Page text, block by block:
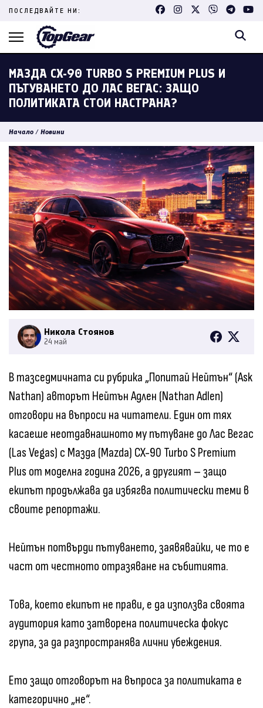
Skip
content
ПОСЛЕДВАЙТЕ НИ:
МАЗДА CX-90 TURBO S PREMIUM PLUS И
ПЪТУВАНЕТО ДО ЛАС ВЕГАС: ЗАЩО
ПОЛИТИКАТА СТОИ НАСТРАНА?
Начало / Новини
Никола Стоянов
24 май
В тазседмичната си рубрика „Попитай Нейтън“ (Ask
Nathan) авторът Нейтън Адлен (Nathan Adlen)
отговори на въпроси на читатели. Един от тях
касаеше неотдавнашното му пътуване до Лас Вегас
(Las Vegas) с Мазда (Mazda) CX-90 Turbo S Premium
Plus от моделна година 2026, а другият – защо
екипът продължава да избягва политически теми в
своите репортажи.
Нейтън потвърди пътуването, заявявайки, че то е
част от честното отразяване на събитията.
Това, което екипът не прави, е да използва своята
аудитория като затворена политическа фокус
група, за да разпространява лични убеждения.
Ето защо отговорът на въпроса за политиката е
категорично „не“.